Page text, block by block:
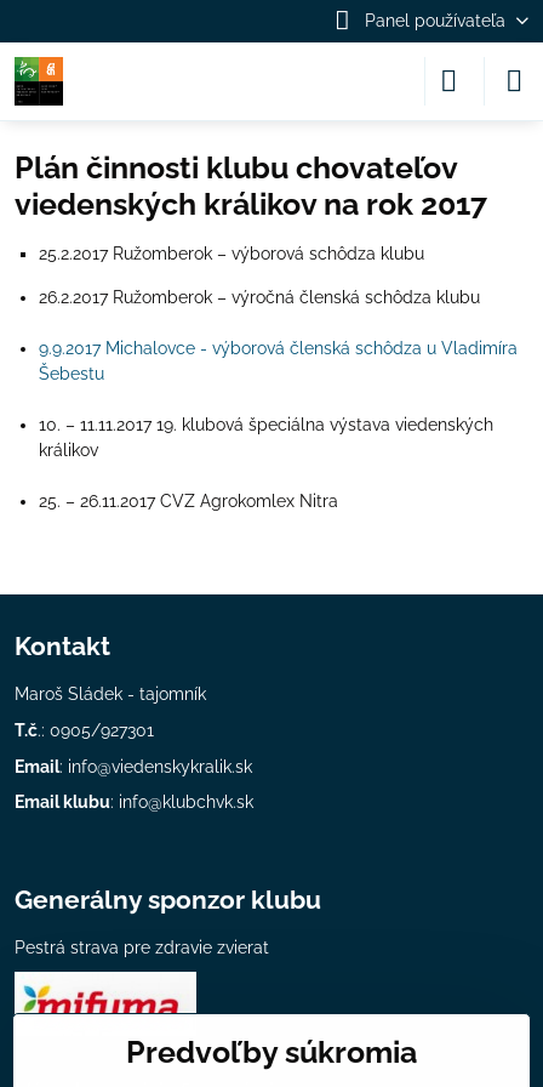
Panel používateľa
Plán činnosti klubu chovateľov
viedenských králikov na rok 2017
25.2.2017 Ružomberok – výborová schôdza klubu
26.2.2017 Ružomberok – výročná členská schôdza klubu
9.9.2017 Michalovce - výborová členská schôdza u Vladimíra
Šebestu
10. – 11.11.2017 19. klubová špeciálna výstava viedenských
králikov
25. – 26.11.2017 CVZ Agrokomlex Nitra
Kontakt
Maroš Sládek - tajomník
T.č.: 0905/927301
Email: info@viedenskykralik.sk
Email klubu: info@klubchvk.sk
Generálny sponzor klubu
Pestrá strava pre zdravie zvierat
Predvoľby súkromia